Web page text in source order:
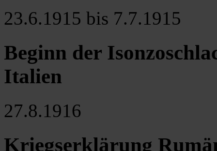
23.6.1915 bis 7.7.1915
Beginn der
Italien
27.8.1916
Kriegserklärung